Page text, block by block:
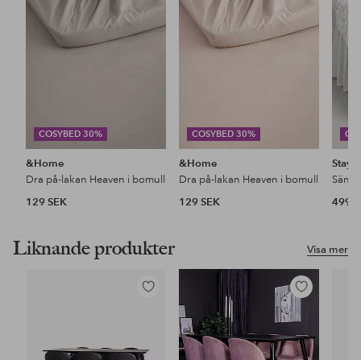
COSYBED 30%
favoriter
&Home
Dra på-lakan Heaven i bomull
129 SEK
COSYBED 30%
&Home
Dra på-lakan Heaven i bomull
129 SEK
499
Visa mer
Liknande produkter
Lägg
Lägg
till
i
favoriter